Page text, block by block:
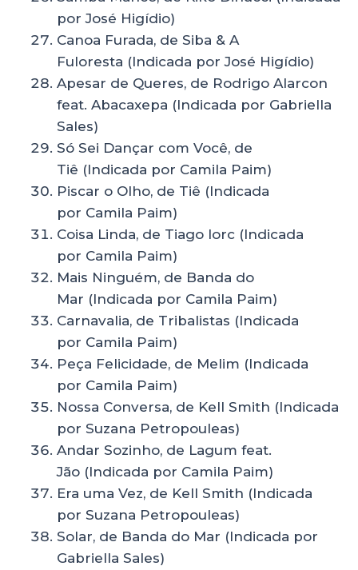
por José Higídio)
Canoa Furada, de Siba & A
Fuloresta (Indicada por José Higídio)
Apesar de Queres, de Rodrigo Alarcon
feat. Abacaxepa (Indicada por Gabriella
Sales)
Só Sei Dançar com Você, de
Tiê (Indicada por Camila Paim)
Piscar o Olho, de Tiê (Indicada
por Camila Paim)
Coisa Linda, de Tiago Iorc (Indicada
por Camila Paim)
Mais Ninguém, de Banda do
Mar (Indicada por Camila Paim)
Carnavalia, de Tribalistas (Indicada
por Camila Paim)
Peça Felicidade, de Melim (Indicada
por Camila Paim)
Nossa Conversa, de Kell Smith (Indicada
por Suzana Petropouleas)
Andar Sozinho, de Lagum feat.
Jão (Indicada por Camila Paim)
Era uma Vez, de Kell Smith (Indicada
por Suzana Petropouleas)
Solar, de Banda do Mar (Indicada por
Gabriella Sales)